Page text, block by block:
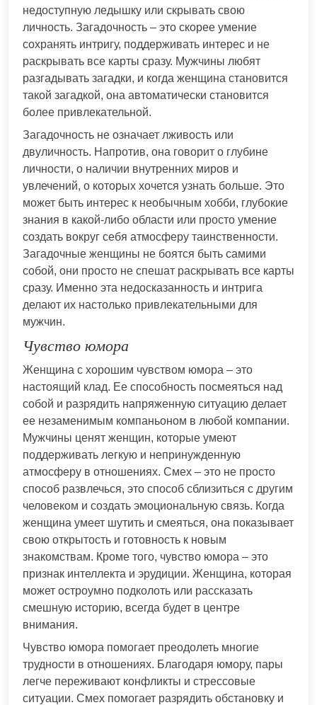
недоступную ледышку или скрывать свою
личность. Загадочность – это скорее умение
сохранять интригу, поддерживать интерес и не
раскрывать все карты сразу. Мужчины любят
разгадывать загадки, и когда женщина становится
такой загадкой, она автоматически становится
более привлекательной.
Загадочность не означает лживость или
двуличность. Напротив, она говорит о глубине
личности, о наличии внутренних миров и
увлечений, о которых хочется узнать больше. Это
может быть интерес к необычным хобби, глубокие
знания в какой-либо области или просто умение
создать вокруг себя атмосферу таинственности.
Загадочные женщины не боятся быть самими
собой, они просто не спешат раскрывать все карты
сразу. Именно эта недосказанность и интрига
делают их настолько привлекательными для
мужчин.
Чувство юмора
Женщина с хорошим чувством юмора – это
настоящий клад. Ее способность посмеяться над
собой и разрядить напряженную ситуацию делает
ее незаменимым компаньоном в любой компании.
Мужчины ценят женщин, которые умеют
поддерживать легкую и непринужденную
атмосферу в отношениях. Смех – это не просто
способ развлечься, это способ сблизиться с другим
человеком и создать эмоциональную связь. Когда
женщина умеет шутить и смеяться, она показывает
свою открытость и готовность к новым
знакомствам. Кроме того, чувство юмора – это
признак интеллекта и эрудиции. Женщина, которая
может остроумно подколоть или рассказать
смешную историю, всегда будет в центре
внимания.
Чувство юмора помогает преодолеть многие
трудности в отношениях. Благодаря юмору, пары
легче переживают конфликты и стрессовые
ситуации. Смех помогает разрядить обстановку и